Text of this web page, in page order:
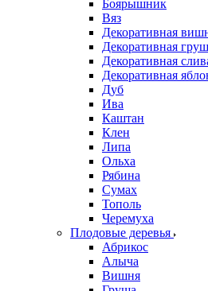
Боярышник
Вяз
Декоративная
Декоративная
Декоративная
Декоративная
Дуб
Ива
Каштан
Клен
Липа
Ольха
Рябина
Сумах
Тополь
Черемуха
Плодовые деревья
Абрикос
Алыча
Вишня